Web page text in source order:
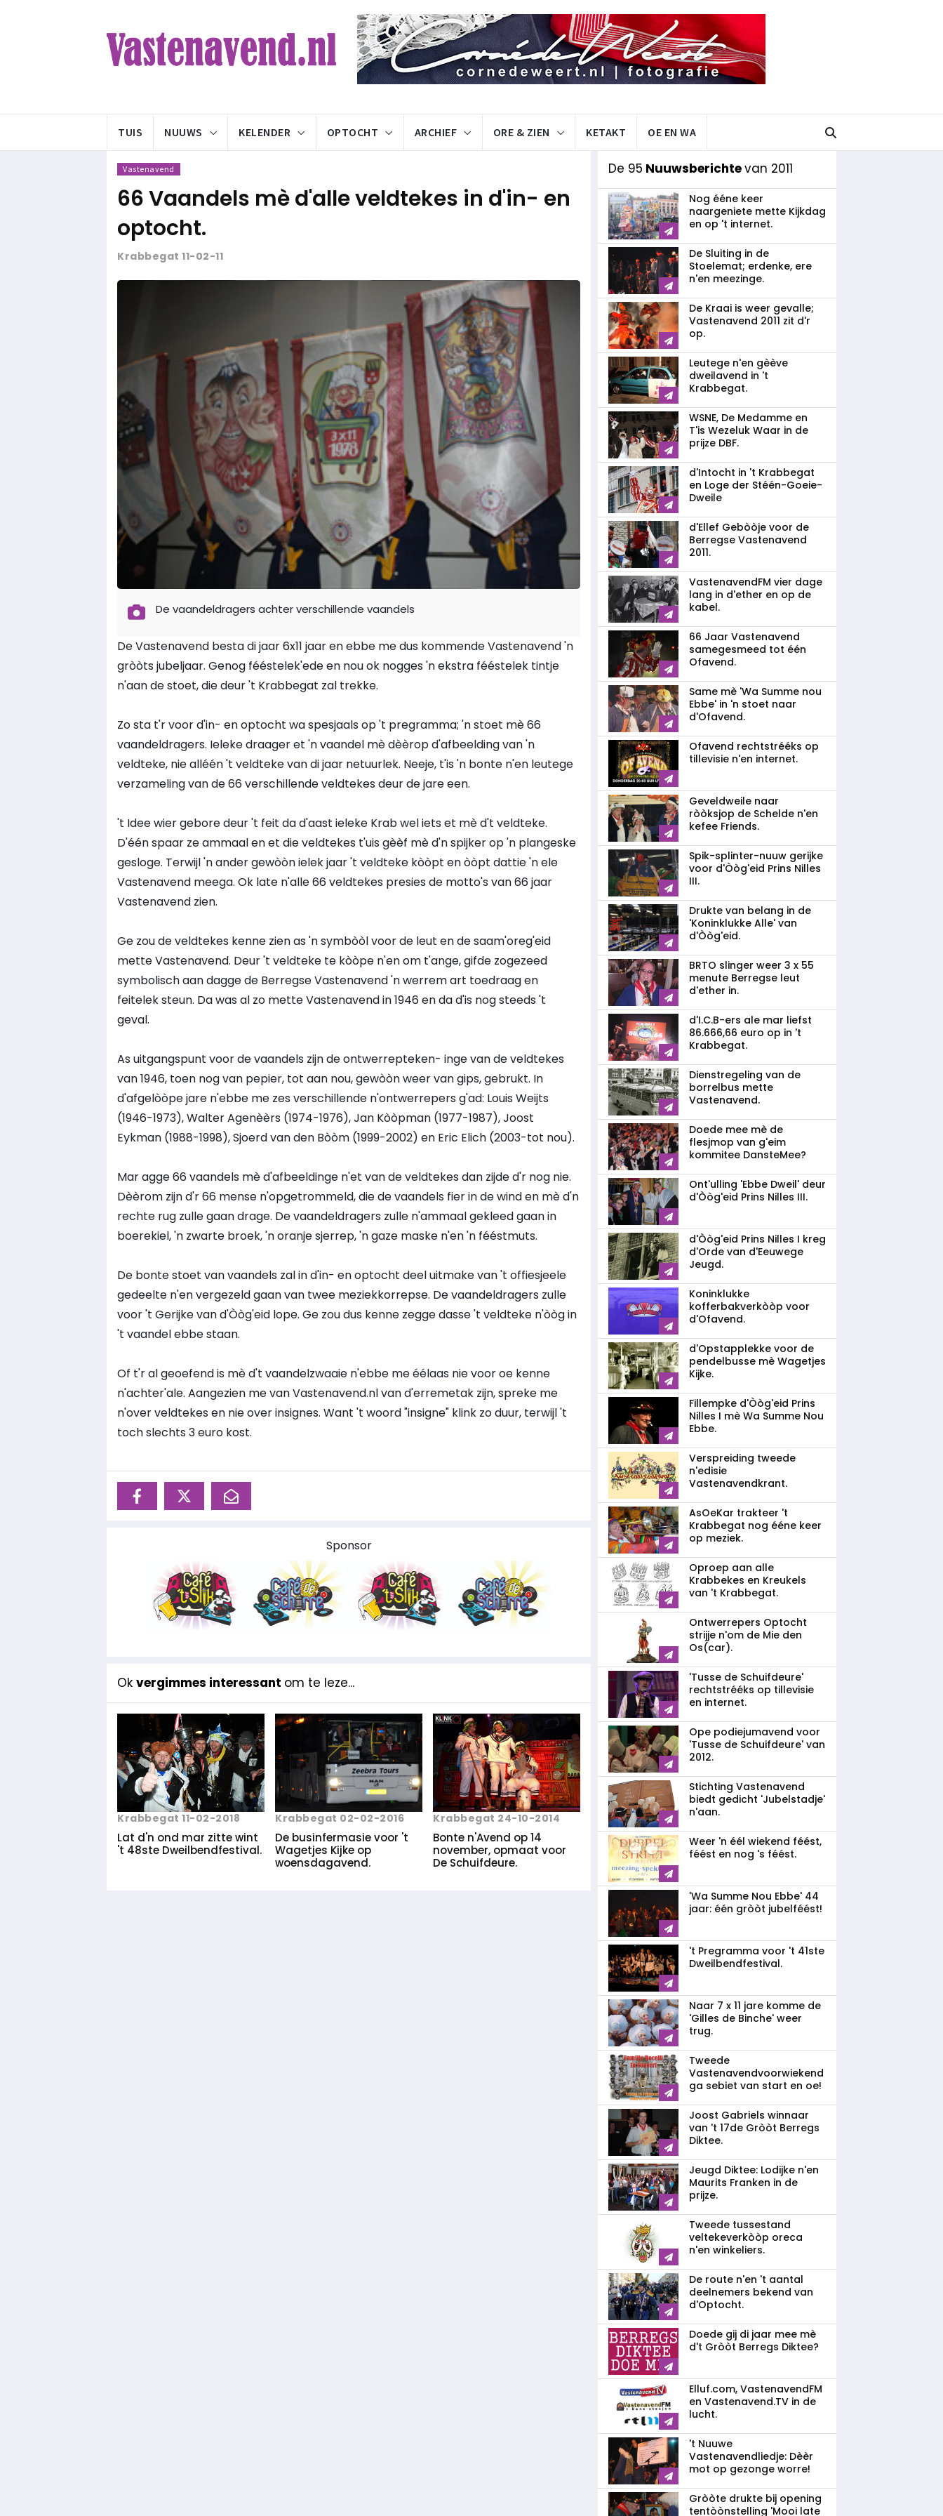
TUIS NUUWS KELENDER OPTOCHT ARCHIEF ORE & ZIEN KETAKT OE EN WA
Vastenavend
66 Vaandels mè d'alle veldtekes in d'in- en
optocht.
Krabbegat 11-02-11
De vaandeldragers achter verschillende vaandels
De Vastenavend besta di jaar 6x11 jaar en ebbe me dus kommende Vastenavend 'n
gròòts jubeljaar. Genog fééstelek'ede en nou ok nogges 'n ekstra fééstelek tintje
n'aan de stoet, die deur 't Krabbegat zal trekke.
Zo sta t'r voor d'in- en optocht wa spesjaals op 't pregramma; 'n stoet mè 66
vaandeldragers. Ieleke draager et 'n vaandel mè dèèrop d'afbeelding van 'n
veldteke, nie alléén 't veldteke van di jaar netuurlek. Neeje, t'is 'n bonte n'en leutege
verzameling van de 66 verschillende veldtekes deur de jare een.
't Idee wier gebore deur 't feit da d'aast ieleke Krab wel iets et mè d't veldteke.
D'één spaar ze ammaal en et die veldtekes t'uis gèèf mè d'n spijker op 'n plangeske
gesloge. Terwijl 'n ander gewòòn ielek jaar 't veldteke kòòpt en òòpt dattie 'n ele
Vastenavend meega. Ok late n'alle 66 veldtekes presies de motto's van 66 jaar
Vastenavend zien.
Ge zou de veldtekes kenne zien as 'n symbòòl voor de leut en de saam'oreg'eid
mette Vastenavend. Deur 't veldteke te kòòpe n'en om t'ange, gifde zogezeed
symbolisch aan dagge de Berregse Vastenavend 'n werrem art toedraag en
feitelek steun. Da was al zo mette Vastenavend in 1946 en da d'is nog steeds 't
geval.
As uitgangspunt voor de vaandels zijn de ontwerrepteken- inge van de veldtekes
van 1946, toen nog van pepier, tot aan nou, gewòòn weer van gips, gebrukt. In
d'afgelòòpe jare n'ebbe me zes verschillende n'ontwerrepers g'ad: Louis Weijts
(1946-1973), Walter Agenèèrs (1974-1976), Jan Kòòpman (1977-1987), Joost
Eykman (1988-1998), Sjoerd van den Bòòm (1999-2002) en Eric Elich (2003-tot nou).
Mar agge 66 vaandels mè d'afbeeldinge n'et van de veldtekes dan zijde d'r nog nie.
Dèèrom zijn d'r 66 mense n'opgetrommeld, die de vaandels fier in de wind en mè d'n
rechte rug zulle gaan drage. De vaandeldragers zulle n'ammaal gekleed gaan in
boerekiel, 'n zwarte broek, 'n oranje sjerrep, 'n gaze maske n'en 'n fééstmuts.
De bonte stoet van vaandels zal in d'in- en optocht deel uitmake van 't offiesjeele
gedeelte n'en vergezeld gaan van twee meziekkorrepse. De vaandeldragers zulle
voor 't Gerijke van d'Òòg'eid lope. Ge zou dus kenne zegge dasse 't veldteke n'òòg in
't vaandel ebbe staan.
Of t'r al geoefend is mè d't vaandelzwaaie n'ebbe me éélaas nie voor oe kenne
n'achter'ale. Aangezien me van Vastenavend.nl van d'erremetak zijn, spreke me
n'over veldtekes en nie over insignes. Want 't woord "insigne" klink zo duur, terwijl 't
toch slechts 3 euro kost.
Sponsor
Ok vergimmes interessant om te leze...
Krabbegat 11-02-2018
Lat d'n ond mar zitte wint
't 48ste Dweilbendfestival.
Krabbegat 02-02-2016
De businfermasie voor 't
Wagetjes Kijke op
woensdagavend.
Krabbegat 24-10-2014
Bonte n'Avend op 14
november, opmaat voor
De Schuifdeure.
De 95 Nuuwsberichtevan 2011
Nog ééne keer
naargeniete mette Kijkdag
en op 't internet.
De Sluiting in de
Stoelemat; erdenke, ere
n'en meezinge.
De Kraai is weer gevalle;
Vastenavend 2011 zit d'r
op.
Leutege n'en gèève
dweilavend in 't
Krabbegat.
WSNE, De Medamme en
T'is Wezeluk Waar in de
prijze DBF.
d'Intocht in 't Krabbegat
en Loge der Stéén-Goeie-
Dweile
d'Ellef Gebòòje voor de
Berregse Vastenavend
2011.
VastenavendFM vier dage
lang in d'ether en op de
kabel.
66 Jaar Vastenavend
samegesmeed tot één
Ofavend.
Same mè 'Wa Summe nou
Ebbe' in 'n stoet naar
d'Ofavend.
Ofavend rechtstrééks op
tillevisie n'en internet.
Geveldweile naar
ròòksjop de Schelde n'en
kefee Friends.
Spik-splinter-nuuw gerijke
voor d'Òòg'eid Prins Nilles
III.
Drukte van belang in de
'Koninklukke Alle' van
d'Òòg'eid.
BRTO slinger weer 3 x 55
menute Berregse leut
d'ether in.
d'I.C.B-ers ale mar liefst
86.666,66 euro op in 't
Krabbegat.
Dienstregeling van de
borrelbus mette
Vastenavend.
Doede mee mè de
flesjmop van g'eim
kommitee DansteMee?
Ont'ulling 'Ebbe Dweil' deur
d'Òòg'eid Prins Nilles III.
d'Òòg'eid Prins Nilles I kreg
d'Orde van d'Eeuwege
Jeugd.
Koninklukke
kofferbakverkòòp voor
d'Ofavend.
d'Opstapplekke voor de
pendelbusse mè Wagetjes
Kijke.
Fillempke d'Òòg'eid Prins
Nilles I mè Wa Summe Nou
Ebbe.
Verspreiding tweede
n'edisie
Vastenavendkrant.
AsOeKar trakteer 't
Krabbegat nog ééne keer
op meziek.
Oproep aan alle
Krabbekes en Kreukels
van 't Krabbegat.
Ontwerrepers Optocht
strijje n'om de Mie den
Os(car).
'Tusse de Schuifdeure'
rechtstrééks op tillevisie
en internet.
Ope podiejumavend voor
'Tusse de Schuifdeure' van
2012.
Stichting Vastenavend
biedt gedicht 'Jubelstadje'
n'aan.
Weer 'n éél wiekend féést,
féést en nog 's féést.
'Wa Summe Nou Ebbe' 44
jaar: één gròòt jubelféést!
't Pregramma voor 't 41ste
Dweilbendfestival.
Naar 7 x 11 jare komme de
'Gilles de Binche' weer
trug.
Tweede
Vastenavendvoorwiekend
ga sebiet van start en oe!
Joost Gabriels winnaar
van 't 17de Gròòt Berregs
Diktee.
Jeugd Diktee: Lodijke n'en
Maurits Franken in de
prijze.
Tweede tussestand
veltekeverkòòp oreca
n'en winkeliers.
De route n'en 't aantal
deelnemers bekend van
d'Optocht.
Doede gij di jaar mee mè
d't Gròòt Berregs Diktee?
Elluf.com, VastenavendFM
en Vastenavend.TV in de
lucht.
't Nuuwe
Vastenavendliedje: Dèèr
mot op gezonge worre!
Gròòte drukte bij opening
tentòònstelling 'Mooi late